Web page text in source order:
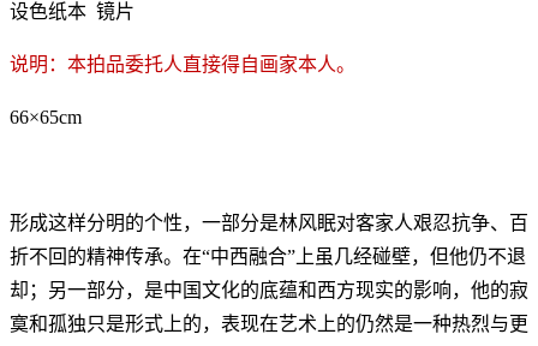
设色纸本 镜片
说明：本拍品委托人直接得自画家本人。
66×65cm
形成这样分明的个性，一部分是林风眠对客家人艰忍抗争、百
折不回的精神传承。在“中西融合”上虽几经碰壁，但他仍不退
却；另一部分，是中国文化的底蕴和西方现实的影响，他的寂
寞和孤独只是形式上的，表现在艺术上的仍然是一种热烈与更